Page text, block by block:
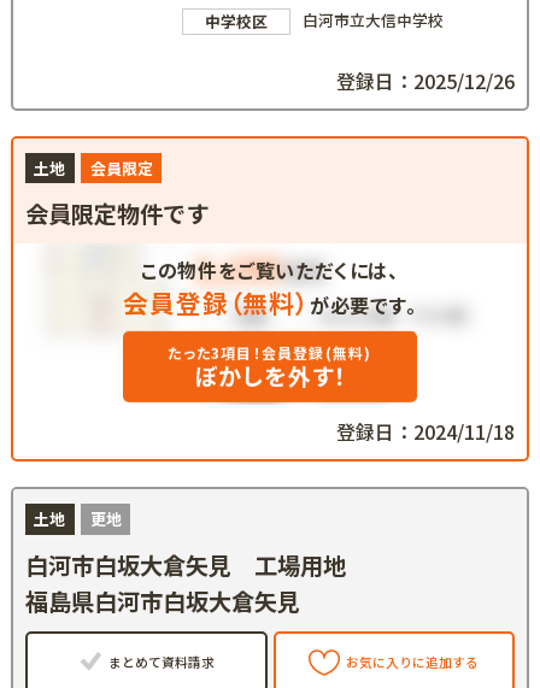
中学校区
白河市立大信中学校
登録日：2025/12/26
土地 会員限定
会員限定物件です
この物件をご覧いただくには、
会員登録（無料） が必要です。
たった3項目！会員登録(無料)
ぼかしを外す！
登録日：2024/11/18
土地 更地
白河市白坂大倉矢見 工場用地
福島県白河市白坂大倉矢見
まとめて資料請求 お気に入りに追加する